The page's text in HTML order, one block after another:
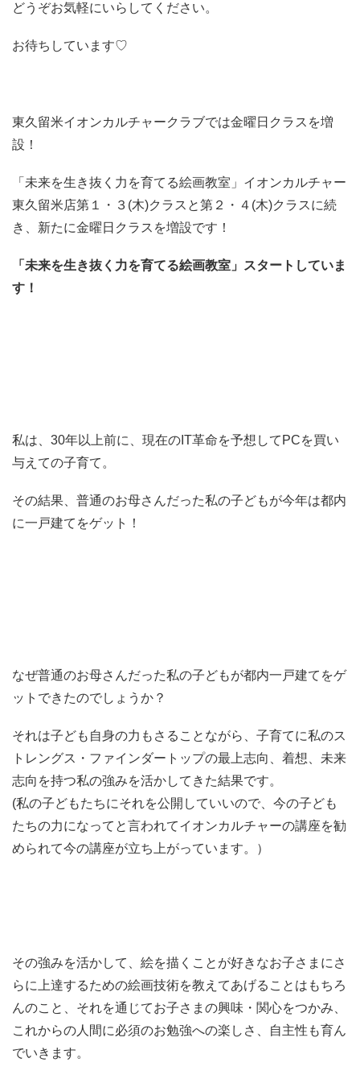
どうぞお気軽にいらしてください。
お待ちしています♡
東久留米イオンカルチャークラブでは金曜日クラスを増
設！
「未来を生き抜く力を育てる絵画教室」イオンカルチャー
東久留米店第１・３(木)クラスと第２・４(木)クラスに続
き、新たに金曜日クラスを増設です！
「未来を生き抜く力を育てる絵画教室」スタートしていま
す！
私は、30年以上前に、現在のIT革命を予想してPCを買い
与えての子育て。
その結果、普通のお母さんだった私の子どもが今年は都内
に一戸建てをゲット！
なぜ普通のお母さんだった私の子どもが都内一戸建てをゲ
ットできたのでしょうか？
それは子ども自身の力もさることながら、子育てに私のス
トレングス・ファインダートップの最上志向、着想、未来
志向を持つ私の強みを活かしてきた結果です。
(私の子どもたちにそれを公開していいので、今の子ども
たちの力になってと言われてイオンカルチャーの講座を勧
められて今の講座が立ち上がっています。）
その強みを活かして、絵を描くことが好きなお子さまにさ
らに上達するための絵画技術を教えてあげることはもちろ
んのこと、それを通じてお子さまの興味・関心をつかみ、
これからの人間に必須のお勉強への楽しさ、自主性も育ん
でいきます。